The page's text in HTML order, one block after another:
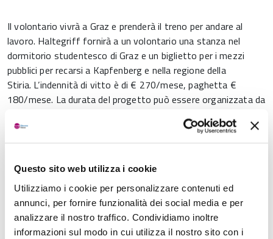
Questo sito web utilizza i cookie
Utilizziamo i cookie per personalizzare contenuti ed
annunci, per fornire funzionalità dei social media e per
analizzare il nostro traffico. Condividiamo inoltre
informazioni sul modo in cui utilizza il nostro sito con i
Il volontario vivrà a Graz e prenderà il treno per andare al
lavoro. Haltegriff fornirà a un volontario una stanza nel
dormitorio studentesco di Graz e un biglietto per i mezzi
pubblici per recarsi a Kapfenberg e nella regione della
Stiria. L’indennità di vitto è di € 270/mese, paghetta €
180/mese. La durata del progetto può essere organizzata da
Il progetto si svolgerà vicino a GRAZ aKapfenberg in
Austria dal 01/10/2023 al 31/05/2024
Scadenza presentazione domande: 27/08/2023
Per maggiori informazioni e candidarsi:QUI